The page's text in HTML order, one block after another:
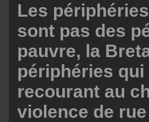
Les
sont pas des
pauvre, la
périphéries
recourant au
violence de